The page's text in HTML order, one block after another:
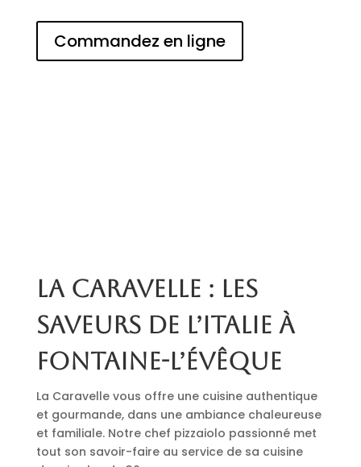
Commandez en ligne
La Caravelle : les
saveurs de l’Italie à
Fontaine-l’Évêque
La Caravelle vous offre une cuisine authentique
et gourmande, dans une ambiance chaleureuse
et familiale. Notre chef pizzaiolo passionné met
tout son savoir-faire au service de sa cuisine